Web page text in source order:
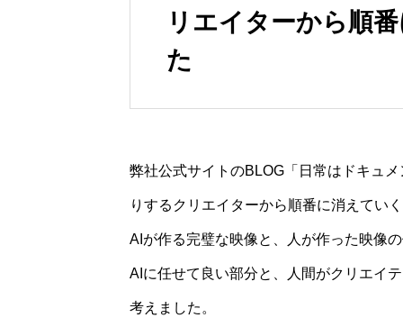
リエイターから順
た
弊社公式サイトのBLOG「日常はドキュ
りするクリエイターから順番に消えてい
AIが作る完璧な映像と、人が作った映像の
AIに任せて良い部分と、人間がクリエイ
考えました。